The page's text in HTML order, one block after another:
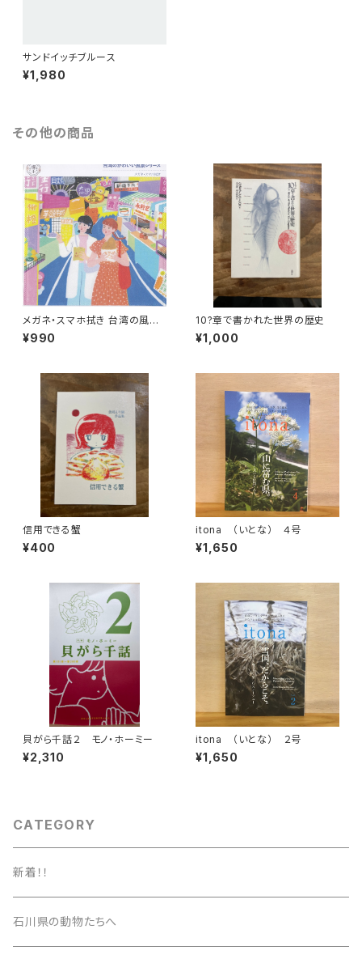
サンドイッチブルース
¥1,980
その他の商品
メガネ・スマホ拭き 台湾の風景
（ナイトマーケット）
¥990
10?章で書かれた世界の歴史
¥1,000
信用できる蟹
¥400
itona （いとな） ４号
¥1,650
貝がら千話２ モノ・ホーミー
¥2,310
itona （いとな） ２号
¥1,650
CATEGORY
新着！！
石川県の動物たちへ